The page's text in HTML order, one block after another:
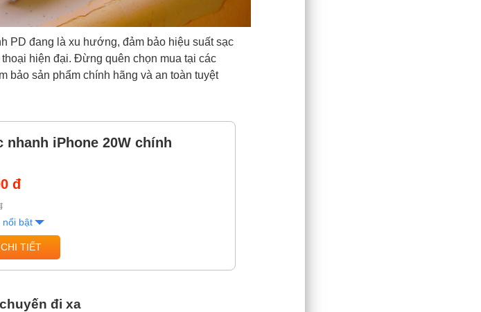
PD đang là xu hướng, đảm bảo hiệu suất sạc
hiện đại. Đừng quên chọn mua tại các
bảo sản phẩm chính hãng và an toàn tuyệt
nhanh iPhone 20W chính
đ
bật
TIẾT
đi xa